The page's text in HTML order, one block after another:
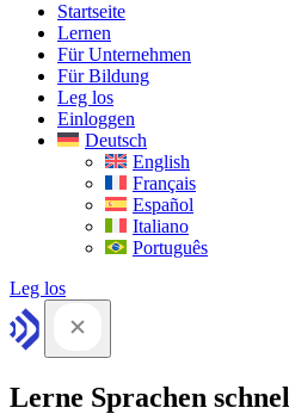
Startseite
Lernen
Für Unternehmen
Für Bildung
Leg los
Einloggen
Deutsch
English
Français
Español
Italiano
Português
Leg los
Lerne Sprachen